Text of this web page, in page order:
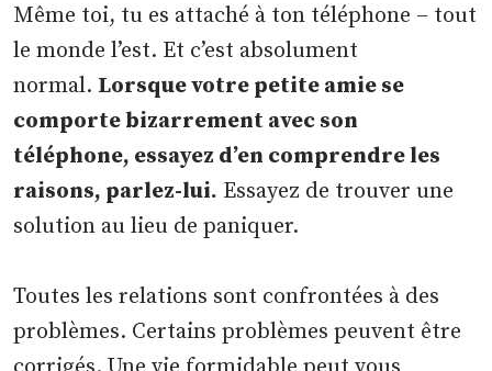
Même toi, tu es attaché à ton téléphone – tout
le monde l’est. Et c’est absolument
normal. Lorsque votre petite amie se
comporte bizarrement avec son
téléphone, essayez d’en comprendre les
raisons, parlez-lui. Essayez de trouver une
solution au lieu de paniquer.
Toutes les relations sont confrontées à des
problèmes. Certains problèmes peuvent être